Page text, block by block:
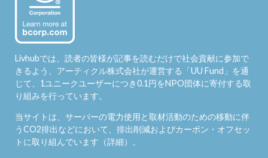
Livhubでは、読者の皆様が記事を読むだけで社会貢献に参加で
きるよう、アーティクル株式会社が運営する「UU Fund 」を通
じて、1ユニークユーザーにつき0.1円をNPO団体に寄付する取
り組みを行っています。
当サイトは、サーバーの電力使用と取材活動のための移動に伴
うCO2排出などにおいて、排出削減およびカーボン・オフセッ
トに取り組んでいます（詳細）。